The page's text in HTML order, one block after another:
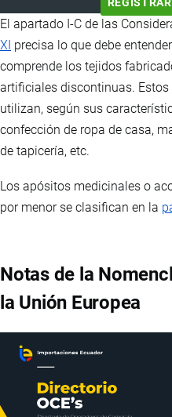
REGISTRAR
El apartado I-C de las
XI precisa lo que debe
comprende los tejidos
artificiales discontinuas.
utilizan, según sus
confección de ropa de casa,
de tapicería, etc.
Los apósitos medicinales o
por menor se clasifican en la
Notas de la
la Unión Europea